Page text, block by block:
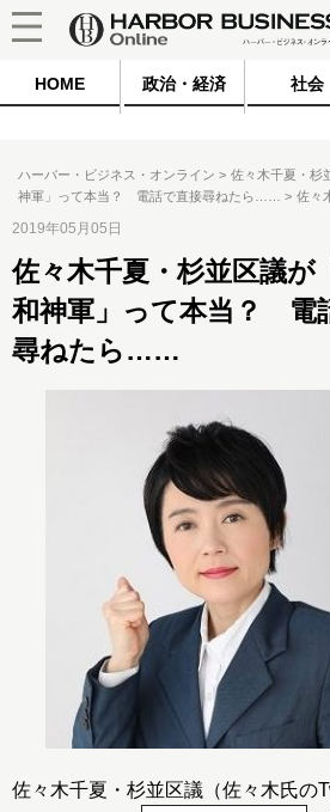
HOME 政治・経済 社会
ハーバー・ビジネス・オンライン
佐々木千夏・杉
神軍」って本当？ 電話で直接尋ねたら……
佐々
2019年05月05日
佐々木千夏・杉並区議が
和神軍」って本当？ 電
尋ねたら……
佐々木千夏・杉並区議（佐々木氏の